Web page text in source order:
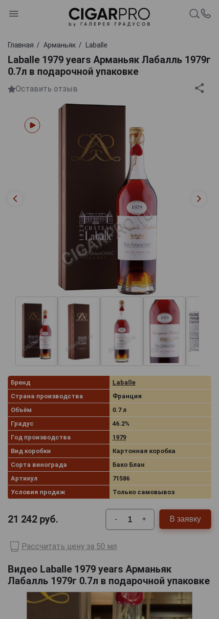
Главная Арманьяк Laballe
Laballe 1979 years Арманьяк Лабалль 1979г
0.7л в подарочной упаковке
Оставить отзыв
Бренд
Laballe
Страна производства
Франция
Объём
0.7 л
Градус
46.2%
Год производства
1979
Вид коробки
Картонная коробка
Сорта винограда
Бако Блан
Артикул
71586
Условия продаж
Только самовывоз
21 242 руб. - + В заявку
Рассчитать цену за 50 мл
Видео Laballe 1979 years Арманьяк
Лабалль 1979г 0.7л в подарочной упаковке